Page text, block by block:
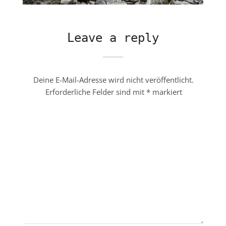
Leave a reply
Deine E-Mail-Adresse wird nicht veröffentlicht.
Erforderliche Felder sind mit *markiert